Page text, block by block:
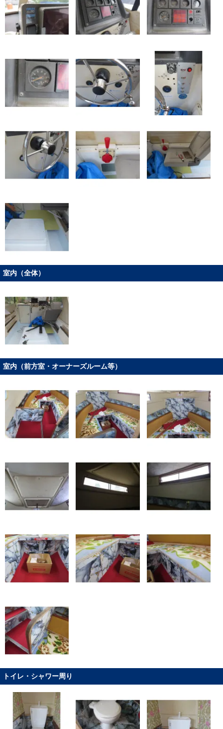
室内（全体）
室内（前方室・オーナーズルーム等）
トイレ・シャワー周り